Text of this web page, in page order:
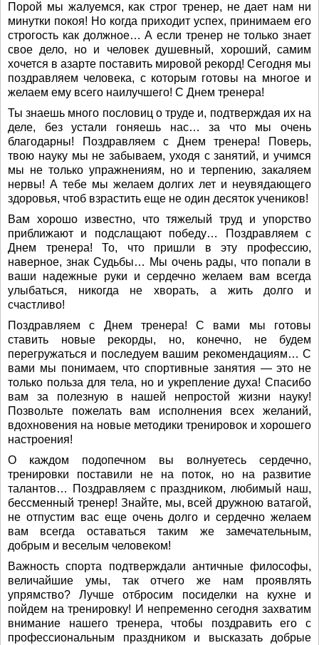
Порой мы жалуемся, как строг тренер, не дает нам ни
минутки покоя! Но когда приходит успех, принимаем его
строгость как должное… А если тренер не только знает
свое дело, но и человек душевный, хороший, самим
хочется в азарте поставить мировой рекорд! Сегодня мы
поздравляем человека, с которым готовы на многое и
желаем ему всего наилучшего! С Днем тренера!
Ты знаешь много пословиц о труде и, подтверждая их на
деле, без устали гоняешь нас… за что мы очень
благодарны! Поздравляем с Днем тренера! Поверь,
твою науку мы не забываем, уходя с занятий, и учимся
мы не только упражнениям, но и терпению, закаляем
нервы! А тебе мы желаем долгих лет и неувядающего
здоровья, чтоб взрастить еще не один десяток учеников!
Вам хорошо известно, что тяжелый труд и упорство
приближают и подслащают победу… Поздравляем с
Днем тренера! То, что пришли в эту профессию,
наверное, знак Судьбы… Мы очень рады, что попали в
ваши надежные руки и сердечно желаем вам всегда
улыбаться, никогда не хворать, а жить долго и
счастливо!
Поздравляем с Днем тренера! С вами мы готовы
ставить новые рекорды, но, конечно, не будем
перегружаться и последуем вашим рекомендациям… С
вами мы понимаем, что спортивные занятия — это не
только польза для тела, но и укрепление духа! Спасибо
вам за полезную в нашей непростой жизни науку!
Позвольте пожелать вам исполнения всех желаний,
вдохновения на новые методики тренировок и хорошего
настроения!
О каждом подопечном вы волнуетесь сердечно,
тренировки поставили не на поток, но на развитие
талантов… Поздравляем с праздником, любимый наш,
бессменный тренер! Знайте, мы, всей дружною ватагой,
не отпустим вас еще очень долго и сердечно желаем
вам всегда оставаться таким же замечательным,
добрым и веселым человеком!
Важность спорта подтверждали античные философы,
величайшие умы, так отчего же нам проявлять
упрямство? Лучше отбросим посиделки на кухне и
пойдем на тренировку! И непременно сегодня захватим
внимание нашего тренера, чтобы поздравить его с
профессиональным праздником и высказать добрые